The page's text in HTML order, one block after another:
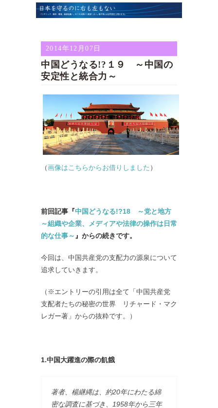
2014年12月07日
中国どうなる!?１９ ～中国の
安定性と統合力～
（画像はこちらからお借りしました ）
前回記事『中国どうなる!?18 ～党と地方
～組織や企業、メディアや法律の操作は日常
的な仕事～ 』からの続きです。
今回は、中国共産党の支配力の源泉について
追求していきます。
（※エントリーの引用は全て「中国共産党
支配者たちの秘密の世界 リチャード・マク
レガー著」からの抜粋です。）
1.中国大躍進の際の飢餓
著者、楊継縄は、約20年にわたる綿
密な調査に基づき、1958年から三年